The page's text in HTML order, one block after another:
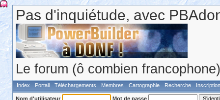
Pas d'inquiétude, avec
Le forum (ô combien
Index Portail Téléchargements Membres Cartographie Recherche Inscription
Nom d'utilisateur Mot de passe